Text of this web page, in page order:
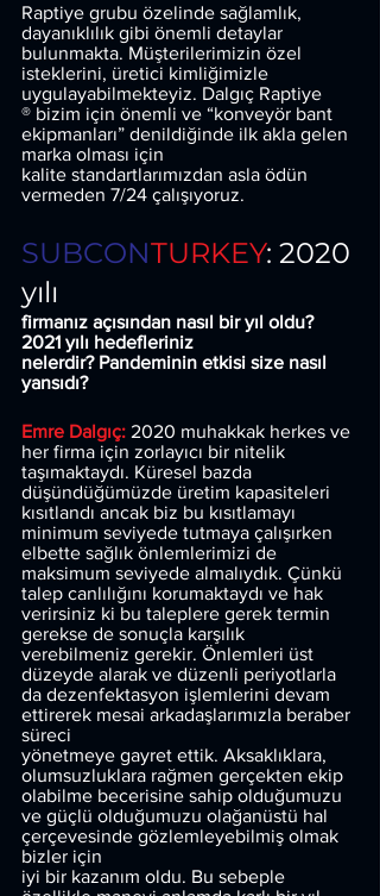
Raptiye grubu özelinde sağlamlık,
dayanıklılık gibi önemli detaylar
bulunmakta. Müşterilerimizin özel
isteklerini, üretici kimliğimizle
uygulayabilmekteyiz. Dalgıç Raptiye
® bizim için önemli ve “konveyör bant
ekipmanları” denildiğinde ilk akla gelen
marka olması için
kalite standartlarımızdan asla ödün
vermeden 7/24 çalışıyoruz.
SUBCONTURKEY: 2020
yılı
firmanız açısından nasıl bir yıl oldu?
2021 yılı hedefleriniz
nelerdir? Pandeminin etkisi size nasıl
yansıdı?
Emre Dalgıç: 2020 muhakkak herkes ve
her firma için zorlayıcı bir nitelik
taşımaktaydı. Küresel bazda
düşündüğümüzde üretim kapasiteleri
kısıtlandı ancak biz bu kısıtlamayı
minimum seviyede tutmaya çalışırken
elbette sağlık önlemlerimizi de
maksimum seviyede almalıydık. Çünkü
talep canlılığını korumaktaydı ve hak
verirsiniz ki bu taleplere gerek termin
gerekse de sonuçla karşılık
verebilmeniz gerekir. Önlemleri üst
düzeyde alarak ve düzenli periyotlarla
da dezenfektasyon işlemlerini devam
ettirerek mesai arkadaşlarımızla beraber
süreci
yönetmeye gayret ettik. Aksaklıklara,
olumsuzluklara rağmen gerçekten ekip
olabilme becerisine sahip olduğumuzu
ve güçlü olduğumuzu olağanüstü hal
çerçevesinde gözlemleyebilmiş olmak
bizler için
iyi bir kazanım oldu. Bu sebeple